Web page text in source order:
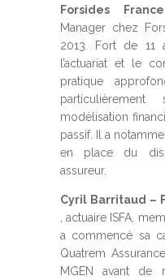
Forsides
Manager chez
2013. Fort de 11
l’actuariat et le
pratique
modélisation
passif. Il a
en place du
assureur.
Cyril Barritaud –
, actuaire ISFA,
a commencé sa
Quatrem
MGEN avant de